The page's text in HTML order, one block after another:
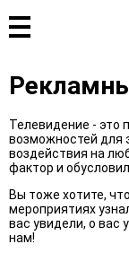
Телевидение ­- это
возможностей для
воздействия на
фактор и
Вы тоже хотите,
мероприятиях
вас увидели, о вас
нам!